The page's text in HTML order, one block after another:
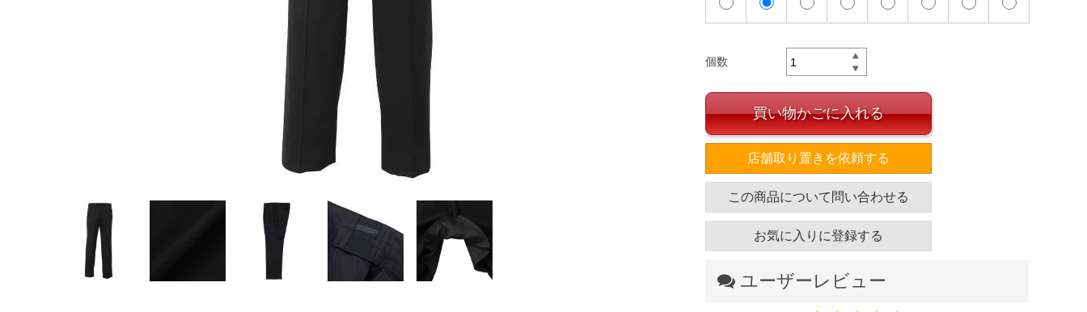
個数
買い物かごに入れる
店舗取り置きを依頼する
この商品について問い合わせる
お気に入りに登録する
ユーザーレビュー